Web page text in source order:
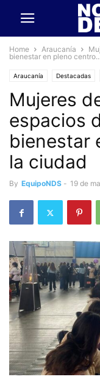
Home Araucanía
bienestar en pleno
Araucanía Destacadas
Mujeres
espacios
bienestar
la ciudad
By EquipoNDS - 19 de